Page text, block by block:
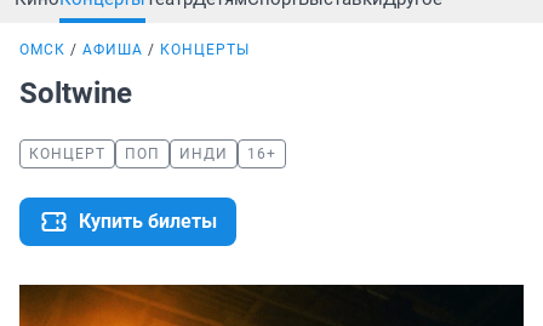
ОМСК АФИША КОНЦЕРТЫ
Soltwine
КОНЦЕРТ ПОП ИНДИ 16+
Купить билеты